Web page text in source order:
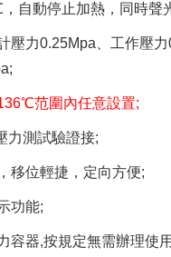
自動停止加熱，同時聲
壓力0.25Mpa、工作壓
范圍內任意設置;
力測試驗證接;
移位輕捷，定向方便;
功能;
容器,按規定無需辦理使